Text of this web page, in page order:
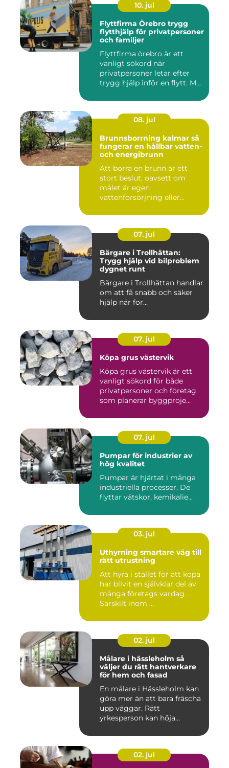
10. jul
Flyttfirma Örebro trygg
flytthjälp för privatpersoner
och familjer
Flyttfirma örebro är ett
vanligt sökord när
privatpersoner letar efter
trygg hjälp inför en flytt. M...
08. jul
Brunnsborrning kalmar så
fungerar en hållbar vatten-
och energibrunn
Att borra en brunn är ett
stort beslut, oavsett om
målet är egen
vattenförsörjning eller
07. jul
Bärgare i Trollhättan:
Trygg hjälp vid bilproblem
dygnet runt
Bärgare i Trollhättan handlar
om att få snabb och säker
hjälp när for...
07. jul
Köpa grus västervik
Köpa grus västervik är ett
vanligt sökord för både
privatpersoner och företag
som planerar byggproje...
07. jul
Pumpar för industrier av
hög kvalitet
Pumpar är hjärtat i många
industriella processer. De
flyttar vätskor, kemikalie...
03. jul
Uthyrning smartare väg till
rätt utrustning
Att hyra i stället för att köpa
har blivit en självklar del av
många företags vardag.
Särskilt inom ...
02. jul
Målare i hässleholm så
väljer du rätt hantverkare
för hem och fasad
En målare i Hässleholm kan
göra mer än att bara fräscha
upp väggar. Rätt
yrkesperson kan höja
02. jul